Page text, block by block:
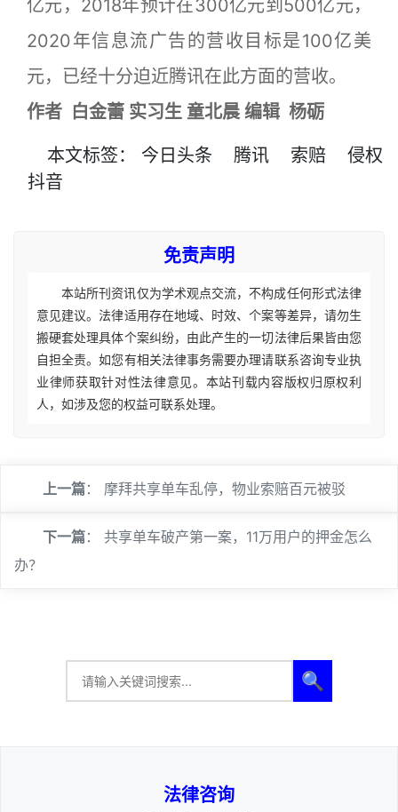
亿元，2018年预计在300亿元到500亿元，
2020年信息流广告的营收目标是100亿美
元，已经十分迫近腾讯在此方面的营收。
作者 白金蕾 实习生 童北晨编辑 杨砺
本文标签： 今日头条 腾讯 索赔
侵权
抖音
免责声明
本站所刊资讯仅为学术观点交流，不构成任何形式法律
意见建议。法律适用存在地域、时效、个案等差异，请勿生
搬硬套处理具体个案纠纷，由此产生的一切法律后果皆由您
自担全责。如您有相关法律事务需要办理请联系咨询专业执
业律师获取针对性法律意见。本站刊载内容版权归原权利
人，如涉及您的权益可联系处理。
上一篇： 摩拜共享单车乱停，物业索赔百元被驳
下一篇： 共享单车破产第一案，11万用户的押金怎么
办？
🔍
法律咨询